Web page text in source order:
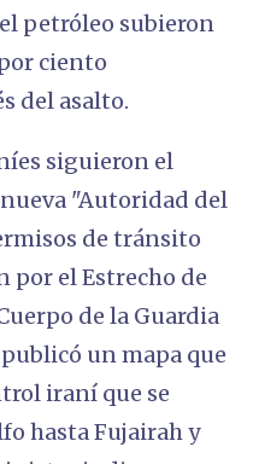
petróleo subieron
ciento
del asalto.
siguieron el
"Autoridad del
de tránsito
por el Estrecho de
de la Guardia
un mapa que
iraní que se
hasta Fujairah y